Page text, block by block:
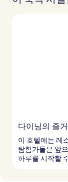
다이닝의 즐
이 호텔에는 레
탐험가들은 앞
하루를 시작할